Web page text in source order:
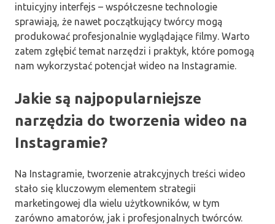
intuicyjny interfejs – współczesne technologie
sprawiają, że nawet początkujący twórcy mogą
produkować profesjonalnie wyglądające filmy. Warto
zatem zgłębić temat narzędzi i praktyk, które pomogą
nam wykorzystać potencjał wideo na Instagramie.
Jakie są najpopularniejsze
narzędzia do tworzenia wideo na
Instagramie?
Na Instagramie, tworzenie atrakcyjnych treści wideo
stało się kluczowym elementem strategii
marketingowej dla wielu użytkowników, w tym
zarówno amatorów, jak i profesjonalnych twórców.